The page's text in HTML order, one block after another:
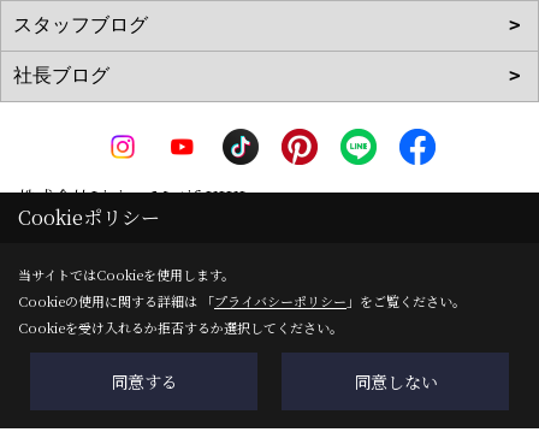
株式会社Living Motif KIKI
〒519-0142
三重県亀山市天神1丁目2-11-1
TEL：0120-090-035/ 0595-83-0700
FAX：0595-82-8540
＜営業時間＞8:00～17:00
＜定休日＞ＧＷ・夏季・年末年始
Cookieポリシー
当サイトではCookieを使用します。
Cookieの使用に関する詳細は 「プライバシーポリシー 」をご覧ください。
Cookieを受け入れるか拒否するか選択してください。
同意する 同意しない